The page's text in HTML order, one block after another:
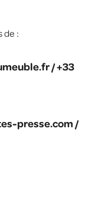
de :
/ +33
presse.com /